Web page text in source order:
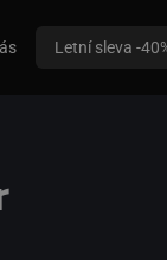
Letní sleva -